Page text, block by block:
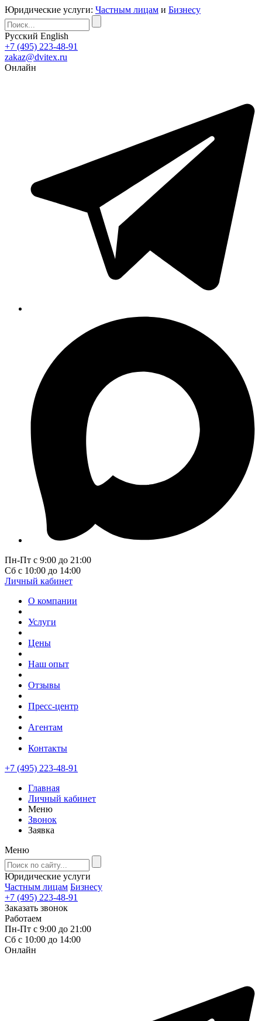
Юридические услуги: Частным лицам и Бизнесу
Русский English
+7 (495) 223-48-91
zakaz@dvitex.ru
Онлайн
Пн-Пт с 9:00 до 21:00
Сб с 10:00 до 14:00
Личный кабинет
О компании
Услуги
Цены
Наш опыт
Отзывы
Пресс-центр
Агентам
Контакты
+7 (495) 223-48-91
Главная
Личный кабинет
Меню
Звонок
Заявка
Меню
Юридические услуги
Частным лицам Бизнесу
+7 (495) 223-48-91
Заказать звонок
Работаем
Пн-Пт с 9:00 до 21:00
Сб с 10:00 до 14:00
Онлайн